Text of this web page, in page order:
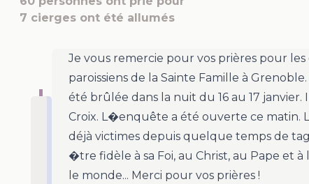
7 cierges ont été allumés
Je vous remercie pour vos prières pour
paroissiens de la Sainte Famille à
été brûlée dans la nuit du 16 au 17 janvier.
Croix. L�enquête a été ouverte ce matin.
déjà victimes depuis quelque temps de
�tre fidèle à sa Foi, au Christ, au Pape et
le monde... Merci pour vos prières !